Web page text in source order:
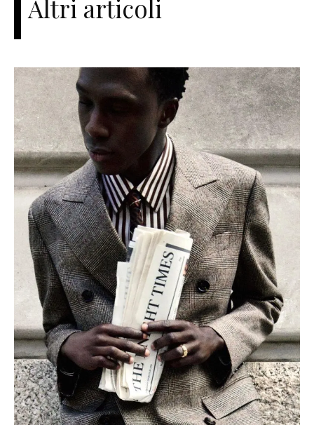
Altri articoli